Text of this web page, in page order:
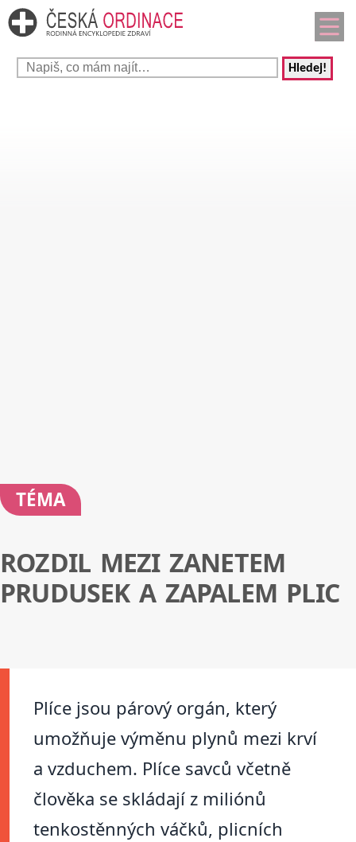
Hledej!
TÉMA
ROZDIL MEZI ZANETEM
PRUDUSEK A ZAPALEM PLIC
Plíce jsou párový orgán, který
umožňuje výměnu plynů mezi krví
a vzduchem. Plíce savců včetně
člověka se skládají z miliónů
tenkostěnných váčků, plicních